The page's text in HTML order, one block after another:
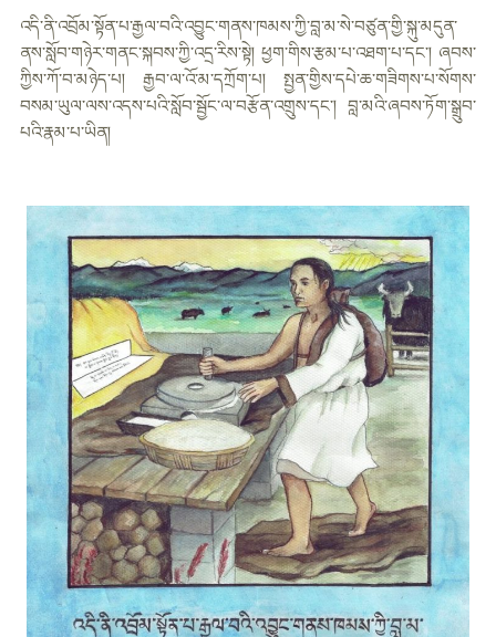
འདི་ནི་འབྲོམ་སྟོན་པ་རྒྱལ་བའི་འབྱུང་གནས་ཁམས་ཀྱི་བླ་མ་སེ་བཙུན་གྱི་སྐུ་མདུན་
ནས་སློབ་གཉེར་གནང་སྐབས་ཀྱི་འདྲ་རིས་སྟེ། ཕྱག་གིས་རྩམ་པ་འཐག་པ་དང་། ཞབས་
ཀྱིས་ཀོ་བ་མཉེད་པ། རྒྱབ་ལ་འོ་མ་དཀྲོག་པ། སྤྱན་གྱིས་དཔེ་ཆ་གཟིགས་པ་སོགས་
བསམ་ཡུལ་ལས་འདས་པའི་སློབ་སྦྱོང་ལ་བརྩོན་འགྲུས་དང་། བླ་མའི་ཞབས་ཏོག་སྒྲུབ་
པའི་རྣམ་པ་ཡིན།